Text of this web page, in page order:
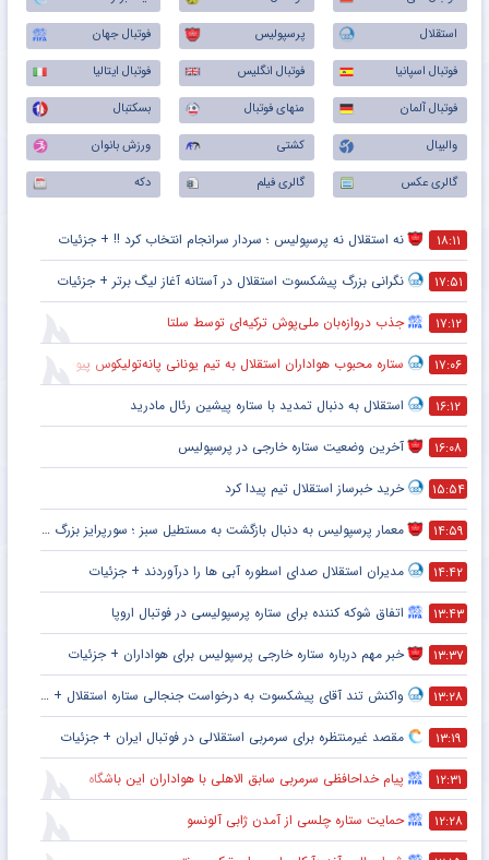
استقلال
پرسپولیس
فوتبال جهان
فوتبال اسپانیا
فوتبال انگلیس
فوتبال ایتالیا
فوتبال آلمان
منهای فوتبال
بسکتبال
والیبال
کشتی
ورزش بانوان
گالری عکس
گالری فیلم دکه
۱۸:۱۱ نه استقلال نه پرسپولیس ؛ سردار سرانجام انتخاب کرد !! + جزئیات
۱۷:۵۱ نگرانی بزرگ پیشکسوت استقلال در آستانه آغاز لیگ برتر + جزئیات
۱۷:۱۲ جذب دروازه‌بان ملی‌پوش ترکیه‌ای توسط سلتا
۱۷:۰۶ ستاره محبوب هواداران استقلال به تیم یونانی پانه‌تولیکوس پیوست
۱۶:۱۲ استقلال به دنبال تمدید با ستاره پیشین رئال مادرید
۱۶:۰۸ آخرین وضعیت ستاره خارجی در پرسپولیس
۱۵:۵۴ خرید خبرساز استقلال تیم پیدا کرد
۱۴:۵۹ معمار پرسپولیس به دنبال بازگشت به مستطیل سبز ؛ سورپرایز بزرگ در راه است ؟ + جزئیات
۱۴:۴۲ مدیران استقلال صدای اسطوره آبی ها را درآوردند + جزئیات
۱۳:۴۳ اتفاق شوکه کننده برای ستاره پرسپولیسی در فوتبال اروپا
۱۳:۳۷ خبر مهم درباره ستاره خارجی پرسپولیس برای هواداران + جزئیات
۱۳:۲۸ واکنش تند آقای پیشکسوت به درخواست جنجالی ستاره استقلال + جزئیات
۱۳:۱۹ مقصد غیرمنتظره برای سرمربی استقلالی در فوتبال ایران + جزئیات
۱۲:۳۱ پیام خداحافظی سرمربی سابق الاهلی با هواداران این باشگاه
۱۲:۲۸ حمایت ستاره چلسی از آمدن ژابی آلونسو